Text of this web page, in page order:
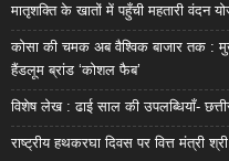
मातृशक्ति के खातों में पहुँची महतारी वंदन
कोसा की चमक अब वैश्विक बाजार तक :
हैंडलूम ब्रांड ‘कोशल फैब’
विशेष लेख : ढाई साल की उपलब्धियाँ-
राष्ट्रीय हथकरघा दिवस पर वित्त मंत्री